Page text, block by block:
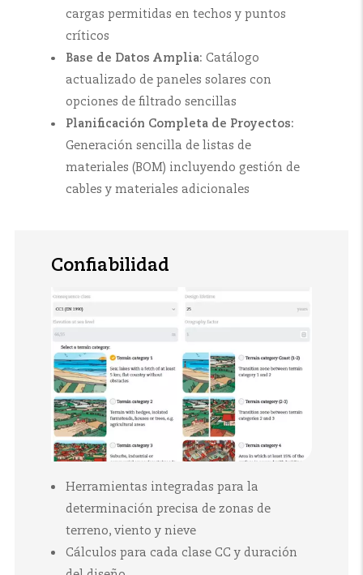
cargas permitidas en techos y puntos
críticos
Base de Datos Amplia: Catálogo
actualizado de paneles solares con
opciones de filtrado sencillas
Planificación Completa de Proyectos:
Generación sencilla de listas de
materiales (BOM) incluyendo gestión de
cables y materiales adicionales
Confiabilidad
Herramientas integradas para la
determinación precisa de zonas de
terreno, viento y nieve
Cálculos para cada clase CC y duración